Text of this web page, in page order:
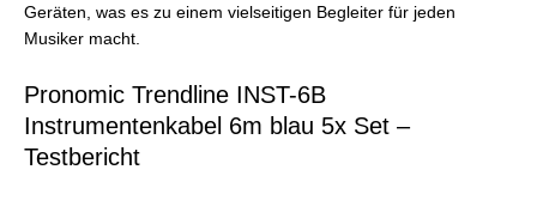
Geräten, was es zu einem vielseitigen Begleiter für jeden
Musiker macht.
Pronomic Trendline INST-6B
Instrumentenkabel 6m blau 5x Set –
Testbericht